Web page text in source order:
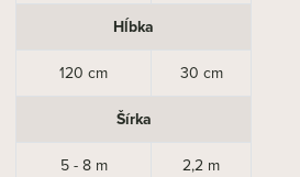
Hĺbka
120 cm 30 cm
Šírka
5 - 8 m 2,2 m